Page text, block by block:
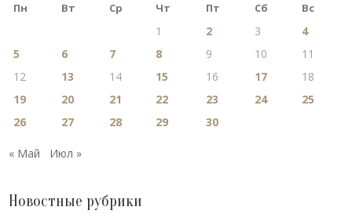
Пн Вт Ср Чт Пт Сб Вс
1 2 3
4
5
6 7 8 9 10
11
12
13 14 15 16 17
18
19
20 21 22 23 24
25
26
27 28 29 30
« Май Июл »
Новостные рубрики